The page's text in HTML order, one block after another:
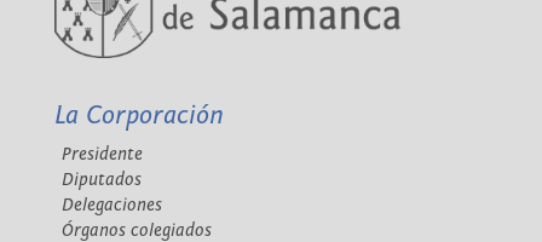
La Corporación
Presidente
Diputados
Delegaciones
Órganos colegiados